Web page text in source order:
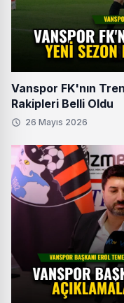
Vanspor FK'nın
Rakipleri Belli Oldu
26 Mayıs 2026